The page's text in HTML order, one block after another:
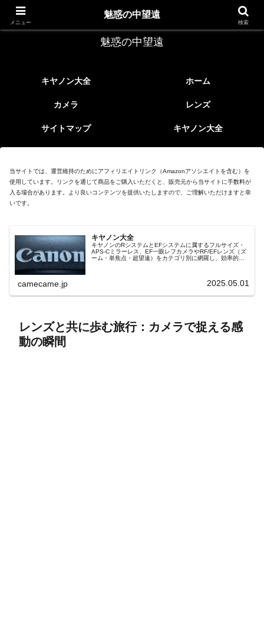
レトロなEFレンズ
魅惑の中望遠
キヤノン大全 ホーム
カメラ レンズ
サイトマップ キヤノン大全
当サイトでは、運営維持のためにアフィリエイトリンク（Amazonアソシエイトを含む）を
使用しています。リンクを通じて商品をご購入いただくと、販売元から当サイトに手数料が
入る場合があります。より良いコンテンツを提供いたしますので、ご理解いただけますと幸
いです。
キヤノン大全
キヤノンのRシステムとEFシステムに属するフルサイズ・
APS-Cミラーレス、EF一眼レフカメラやRF/EFレンズ（ズ
ーム・単焦点・超望遠）をカテゴリ別に網羅し、効率的に
camecame.jp 2025.05.01
レンズと共に歩む旅行：カメラで捉える感
動の瞬間
メニュー
魅惑の中望遠
検索